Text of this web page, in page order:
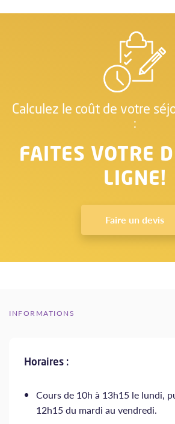
Calculez le coût de votre
:
FAITES VOTRE
LIGNE!
Faire un devis
INFORMATIONS
Horaires :
Cours de 10h à 13h15 le lundi,
12h15 du mardi au vendredi.